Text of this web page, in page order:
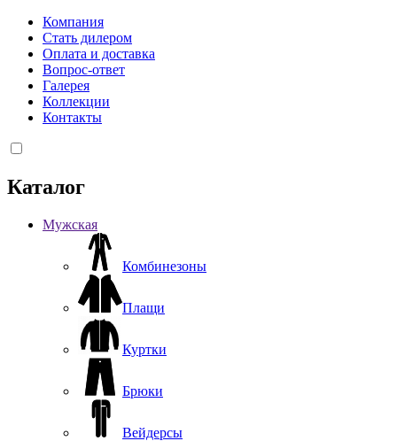
Компания
Стать дилером
Оплата и доставка
Вопрос-ответ
Галерея
Коллекции
Контакты
Каталог
Мужская
Комбинезоны
Плащи
Куртки
Брюки
Вейдерсы